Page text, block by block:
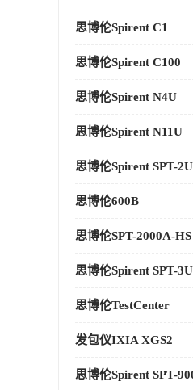
思博伦Spirent C1
思博伦Spirent C100
思博伦Spirent N4U
思博伦Spirent N11U
思博伦Spirent SPT-2U
思博伦600B
思博伦SPT-2000A-HS
思博伦Spirent SPT-3U
思博伦TestCenter
发包仪IXIA XGS2
思博伦Spirent SPT-